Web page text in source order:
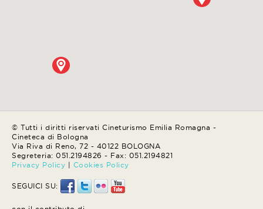
© Tutti i diritti riservati Cineturismo Emilia Romagna -
Cineteca di Bologna
Via Riva di Reno, 72 - 40122 BOLOGNA
Segreteria: 051.2194826 - Fax: 051.2194821
Privacy Policy | Cookies Policy
SEGUICI SU: